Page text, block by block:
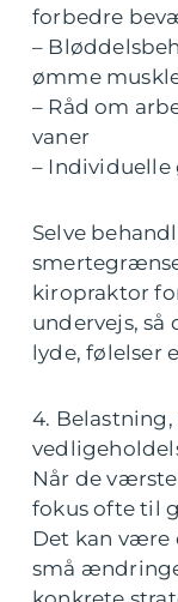
forbedre
–
ømme
– Råd om
vaner
– Individuelle
Selve
kiropraktor
undervejs, så
lyde, følelser
4.
Når de
fokus ofte til
Det kan være
små